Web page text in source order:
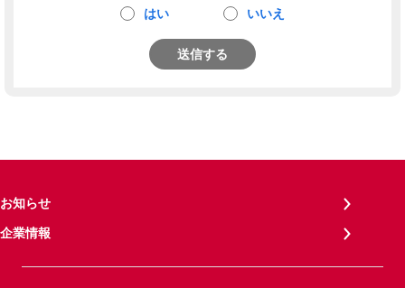
はい いいえ
送信する
お知らせ
企業情報